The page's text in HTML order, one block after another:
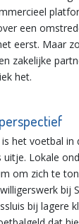
een
eerst. Maar
zakelijke
het.
het voetbal in
uitje. Lokale
om zich te
bij
bij lagere